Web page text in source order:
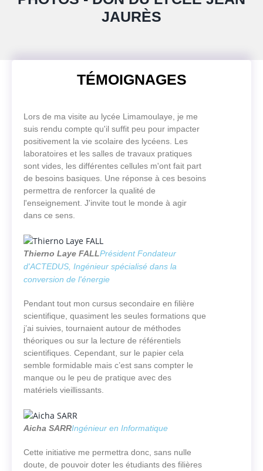
JAURÈS
TÉMOIGNAGES
Lors de ma visite au lycée Limamoulaye, je me
suis rendu compte qu'il suffit peu pour impacter
positivement la vie scolaire des lycéens. Les
laboratoires et les salles de travaux pratiques
sont vides, les différentes cellules m'ont fait part
de besoins basiques. Une réponse à ces besoins
permettra de renforcer la qualité de
l'enseignement. J'invite tout le monde à agir
dans ce sens.
Thierno Laye FALLPrésident Fondateur
d'ACTEDUS, Ingénieur spécialisé dans la
conversion de l'énergie
Pendant tout mon cursus secondaire en filière
scientifique, quasiment les seules formations que
j’ai suivies, tournaient autour de méthodes
théoriques ou sur la lecture de référentiels
scientifiques. Cependant, sur le papier cela
semble formidable mais c’est sans compter le
manque ou le peu de pratique avec des
matériels vieillissants.
Aicha SARRIngénieur en Informatique
Cette initiative me permettra donc, sans nulle
doute, de pouvoir doter les étudiants des filières